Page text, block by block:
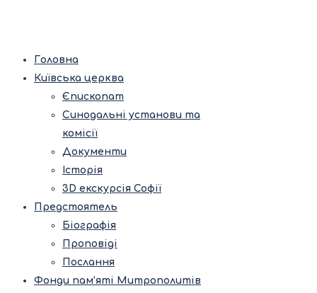
Головна
Київська церква
Єпископат
Синодальні установи та
комісії
Документи
Історія
3D екскурсія Софії
Предстоятель
Біографія
Проповіді
Послання
Фонди пам’яті Митрополитів